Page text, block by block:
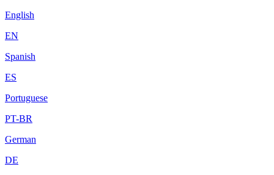
English
EN
Spanish
ES
Portuguese
PT-BR
German
DE